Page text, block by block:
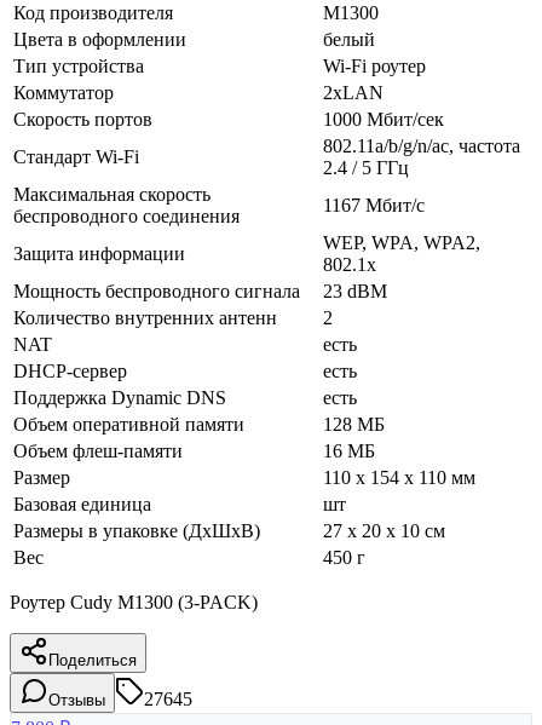
Код производителя
M1300
Цвета в оформлении
белый
Тип устройства
Wi-Fi роутер
Коммутатор
2xLAN
Скорость портов
1000 Мбит/сек
Стандарт Wi-Fi
802.11a/b/g/n/ac, частота
2.4 / 5 ГГц
Максимальная скорость
беспроводного соединения
1167 Мбит/с
Защита информации
WEP, WPA, WPA2,
802.1x
Мощность беспроводного сигнала
23 dBM
Количество внутренних антенн
2
NAT
есть
DHCP-сервер
есть
Поддержка Dynamic DNS
есть
Объем оперативной памяти
128 МБ
Объем флеш-памяти
16 МБ
Размер
110 x 154 x 110 мм
Базовая единица
шт
Размеры в упаковке (ДхШхВ)
27 x 20 x 10 см
Вес
450 г
Роутер Cudy M1300 (3-PACK)
Поделиться
Отзывы
27645